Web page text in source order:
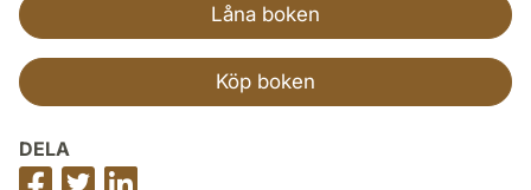
Låna boken
Köp boken
DELA
Dela Dela